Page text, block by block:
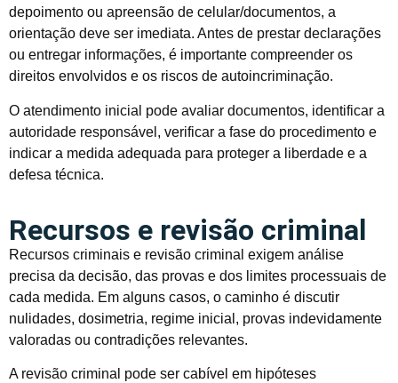
depoimento ou apreensão de celular/documentos, a
orientação deve ser imediata. Antes de prestar declarações
ou entregar informações, é importante compreender os
direitos envolvidos e os riscos de autoincriminação.
O atendimento inicial pode avaliar documentos, identificar a
autoridade responsável, verificar a fase do procedimento e
indicar a medida adequada para proteger a liberdade e a
defesa técnica.
Recursos e revisão criminal
Recursos criminais e revisão criminal exigem análise
precisa da decisão, das provas e dos limites processuais de
cada medida. Em alguns casos, o caminho é discutir
nulidades, dosimetria, regime inicial, provas indevidamente
valoradas ou contradições relevantes.
A revisão criminal pode ser cabível em hipóteses